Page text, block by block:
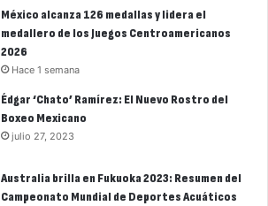
México alcanza 126 medallas y lidera el
medallero de los Juegos Centroamericanos
2026
Hace 1 semana
Édgar ‘Chato’ Ramírez: El Nuevo Rostro del
Boxeo Mexicano
julio 27, 2023
Australia brilla en Fukuoka 2023: Resumen del
Campeonato Mundial de Deportes Acuáticos